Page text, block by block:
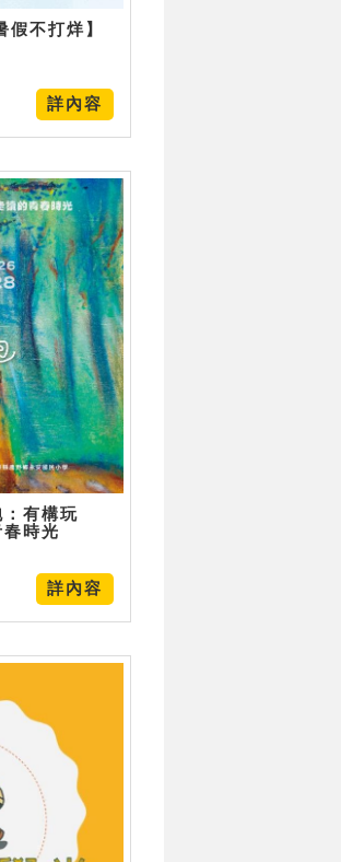
不打烊】
詳內容
：有構玩
時光
詳內容